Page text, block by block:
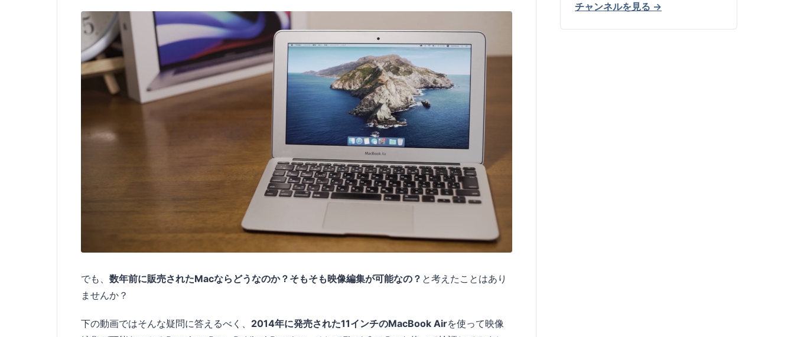
でも、 数年前に販売されたMacならどうなのか？そもそも映像編集が可能なの？ と考えたことはあり
ませんか？
下の動画ではそんな疑問に答えるべく、 2014年に発売された11インチのMacBook Airを使って映像
チャンネルを見る →